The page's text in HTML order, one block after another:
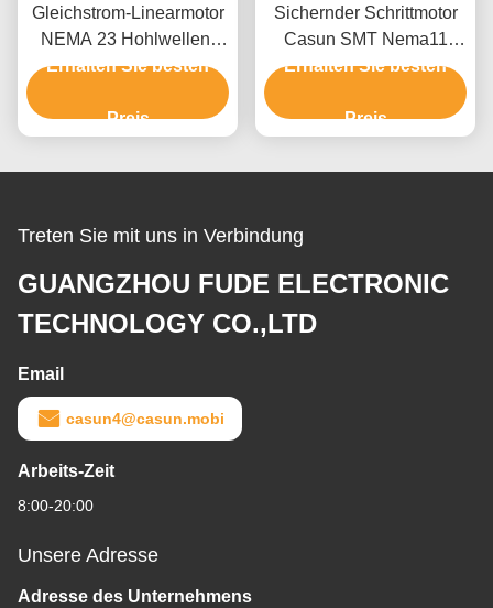
Gleichstrom-Linearmotor
NEMA 23 Hohlwellen-
Schrittmotor 100 mm
Körper 4.5A Nc-Maschine
Erhalten Sie besten
Preis
Sichernder Schrittmotor
Casun SMT Nema11
nicht für Fräsmaschine
Erhalten Sie besten
Preis
Treten Sie mit uns in Verbindung
GUANGZHOU FUDE ELECTRONIC
TECHNOLOGY CO.,LTD
Email
casun4@casun.mobi
Arbeits-Zeit
8:00-20:00
Unsere Adresse
Adresse des Unternehmens